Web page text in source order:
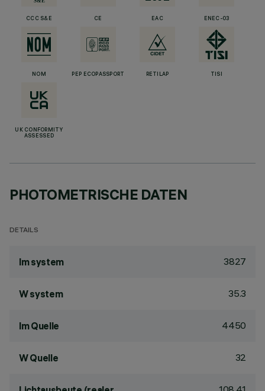
CCC S&E CE EAC ENEC-03
NOM PEP ECOPASSPORT RETILAP TISI
UK CONFORMITY
ASSESSED
PHOTOMETRISCHE DATEN
DETAILS
lm system 3827
W system 35.3
lm Quelle 4450
W Quelle 32